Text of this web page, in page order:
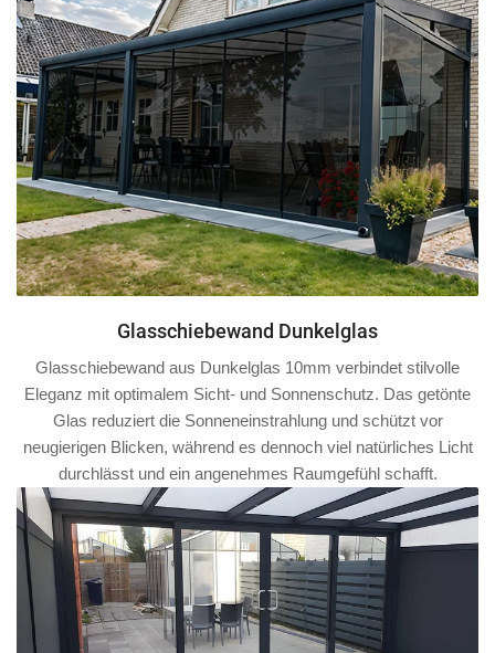
Glasschiebewand Dunkelglas
Glasschiebewand aus Dunkelglas 10mm verbindet stilvolle
Eleganz mit optimalem Sicht- und Sonnenschutz. Das getönte
Glas reduziert die Sonneneinstrahlung und schützt vor
neugierigen Blicken, während es dennoch viel natürliches Licht
durchlässt und ein angenehmes Raumgefühl schafft.